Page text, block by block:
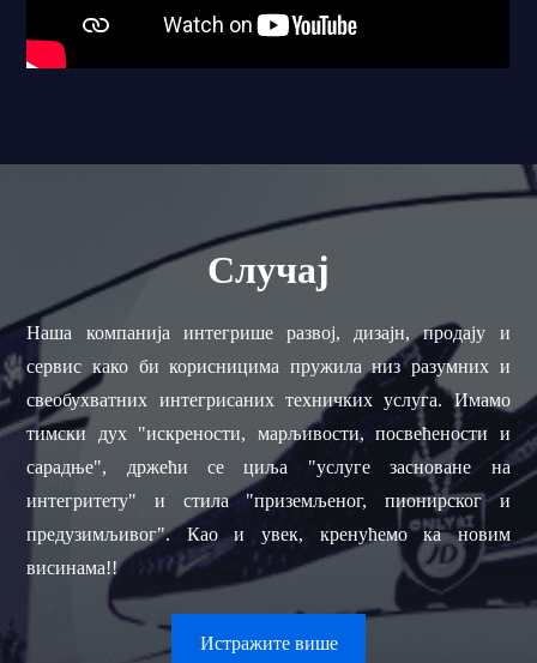
Случај
Наша компанија интегрише развој, дизајн, продају и
сервис како би корисницима пружила низ разумних и
свеобухватних интегрисаних техничких услуга. Имамо
тимски дух "искрености, марљивости, посвећености и
сарадње", држећи се циља "услуге засноване на
интегритету" и стила "приземљеног, пионирског и
предузимљивог". Као и увек, кренућемо ка новим
висинама!!
Истражите више